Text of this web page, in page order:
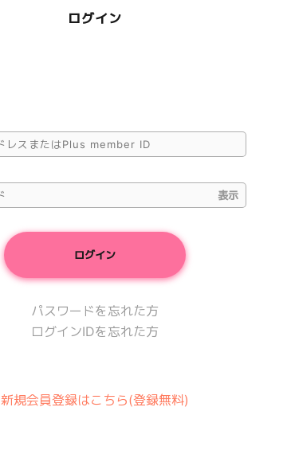
ログイン
表示
パスワードを忘れた方
ログインIDを忘れた方
新規会員登録はこちら(登録無料)